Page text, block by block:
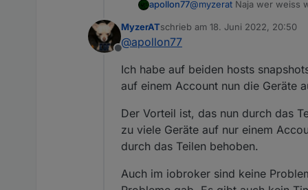
apollon77@myzerat Naja wer weiss
Was Du mit Deinem Setup
sinn macht - das
abholen könntest :-)
Aber am Ende ist da ja
Offline
MyzerATschrieb am 18. Juni 2022, 20:50
zuletzt editiert von
@apollon77
Ich habe auf beiden hosts
auf einem Account nun die Geräte
Der Vorteil ist, das nun durch das
zu viele Geräte auf nur einem
durch das Teilen behoben.
Auch im iobroker sind keine